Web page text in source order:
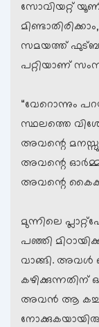
സോവിയറ്റ്
സമയത്ത്
പറ്റിയാണ്
“വേറൊന്നും
സ്ഥലത്തെ
അവന്റെ മനസ്സു
അവന്റെ
അവന്റെ
മുന്നിലെ
പഞ്ഞി
വാങ്ങി. അവള്‍
കഴിക്കുന്നതിന്
അവന്‍ ആ